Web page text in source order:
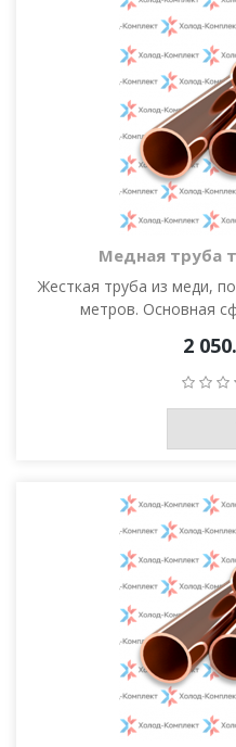
Медная труба
Жесткая труба из меди,
метров. Основная
2